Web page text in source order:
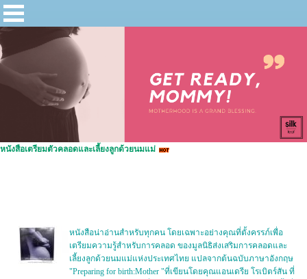
หนังสือเตรียมตัวคลอดและเลี้ยงลูกด้วยนมแม่
หนังสือน่าอ่านสำหรับทุกคน โดยเฉพาะอย่างคุณที่ตั้งครรภ์เพื่อ
เตรียมความรู้สำหรับการคลอด ของมูลนิธิส่งเสริมการคลอดและ
เลี้ยงลูกด้วยนมแม่แห่งประเทศไทย แปลจากต้นฉบับภาษาอังกฤษ
"Preparing for birth:Mother "ที่เขียนโดยคุณแอนเดรีย โรเบิตร์สัน ที่